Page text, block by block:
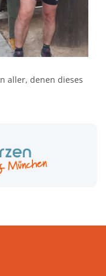
aller, denen dieses